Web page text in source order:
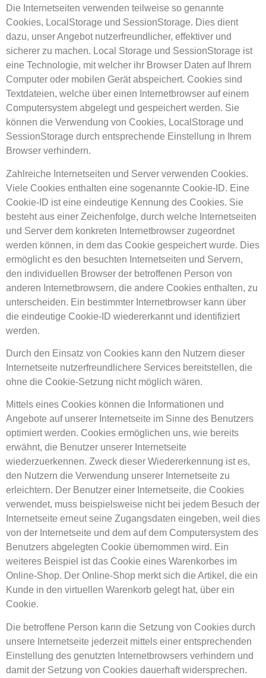
Die Internetseiten verwenden teilweise so genannte
Cookies, LocalStorage und SessionStorage. Dies dient
dazu, unser Angebot nutzerfreundlicher, effektiver und
sicherer zu machen. Local Storage und SessionStorage ist
eine Technologie, mit welcher ihr Browser Daten auf Ihrem
Computer oder mobilen Gerät abspeichert. Cookies sind
Textdateien, welche über einen Internetbrowser auf einem
Computersystem abgelegt und gespeichert werden. Sie
können die Verwendung von Cookies, LocalStorage und
SessionStorage durch entsprechende Einstellung in Ihrem
Browser verhindern.
Zahlreiche Internetseiten und Server verwenden Cookies.
Viele Cookies enthalten eine sogenannte Cookie-ID. Eine
Cookie-ID ist eine eindeutige Kennung des Cookies. Sie
besteht aus einer Zeichenfolge, durch welche Internetseiten
und Server dem konkreten Internetbrowser zugeordnet
werden können, in dem das Cookie gespeichert wurde. Dies
ermöglicht es den besuchten Internetseiten und Servern,
den individuellen Browser der betroffenen Person von
anderen Internetbrowsern, die andere Cookies enthalten, zu
unterscheiden. Ein bestimmter Internetbrowser kann über
die eindeutige Cookie-ID wiedererkannt und identifiziert
werden.
Durch den Einsatz von Cookies kann den Nutzern dieser
Internetseite nutzerfreundlichere Services bereitstellen, die
ohne die Cookie-Setzung nicht möglich wären.
Mittels eines Cookies können die Informationen und
Angebote auf unserer Internetseite im Sinne des Benutzers
optimiert werden. Cookies ermöglichen uns, wie bereits
erwähnt, die Benutzer unserer Internetseite
wiederzuerkennen. Zweck dieser Wiedererkennung ist es,
den Nutzern die Verwendung unserer Internetseite zu
erleichtern. Der Benutzer einer Internetseite, die Cookies
verwendet, muss beispielsweise nicht bei jedem Besuch der
Internetseite erneut seine Zugangsdaten eingeben, weil dies
von der Internetseite und dem auf dem Computersystem des
Benutzers abgelegten Cookie übernommen wird. Ein
weiteres Beispiel ist das Cookie eines Warenkorbes im
Online-Shop. Der Online-Shop merkt sich die Artikel, die ein
Kunde in den virtuellen Warenkorb gelegt hat, über ein
Cookie.
Die betroffene Person kann die Setzung von Cookies durch
unsere Internetseite jederzeit mittels einer entsprechenden
Einstellung des genutzten Internetbrowsers verhindern und
damit der Setzung von Cookies dauerhaft widersprechen.